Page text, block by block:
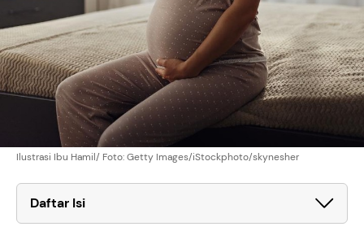
Ilustrasi Ibu Hamil/ Foto: Getty Images/iStockphoto/skynesher
Daftar Isi